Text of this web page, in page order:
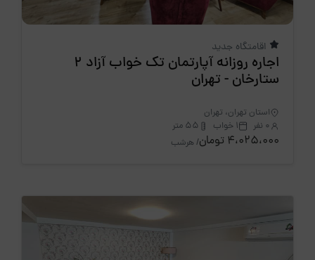
اقامتگاه جدید
اجاره روزانه آپارتمان تک خواب آزاد 2
ستارخان - تهران
استان تهران، تهران
0 نفر
1 خواب 55 متر
4،025،000 تومان / هرشب